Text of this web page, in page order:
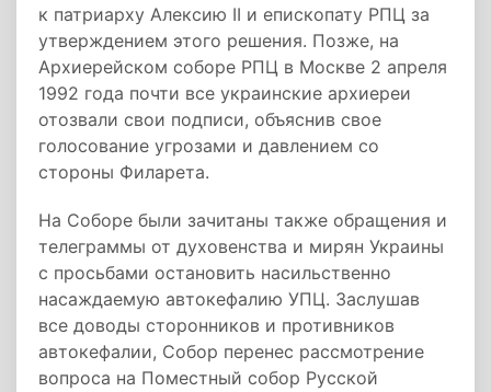
к патриарху Алексию II и епископату РПЦ за
утверждением этого решения. Позже, на
Архиерейском соборе РПЦ в Москве 2 апреля
1992 года почти все украинские архиереи
отозвали свои подписи, объяснив свое
голосование угрозами и давлением со
стороны Филарета.
На Соборе были зачитаны также обращения и
телеграммы от духовенства и мирян Украины
с просьбами остановить насильственно
насаждаемую автокефалию УПЦ. Заслушав
все доводы сторонников и противников
автокефалии, Собор перенес рассмотрение
вопроса на Поместный собор Русской